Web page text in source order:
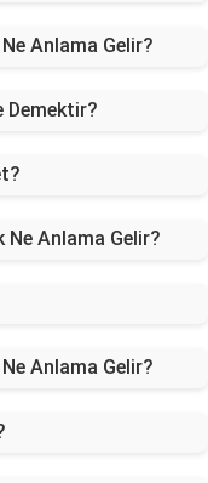
Anlama Gelir?
Demektir?
Ne Anlama Gelir?
Anlama Gelir?